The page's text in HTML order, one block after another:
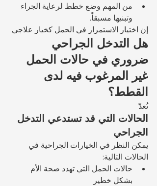
من المهم وضع خطط لرعاية الجراء
وتبنيها مسبقاً.
إن اختيار الاستمرار في الحمل كخيار علاجي
هل التدخل الجراحي
ضروري في حالات الحمل
غير المرغوب فيه لدى
القطط؟
تُعدّ
الحالات التي قد تستدعي التدخل
الجراحي
يمكن النظر في الخيارات الجراحية في
الحالات التالية:
حالات الحمل التي تهدد صحة الأم
بشكل خطير